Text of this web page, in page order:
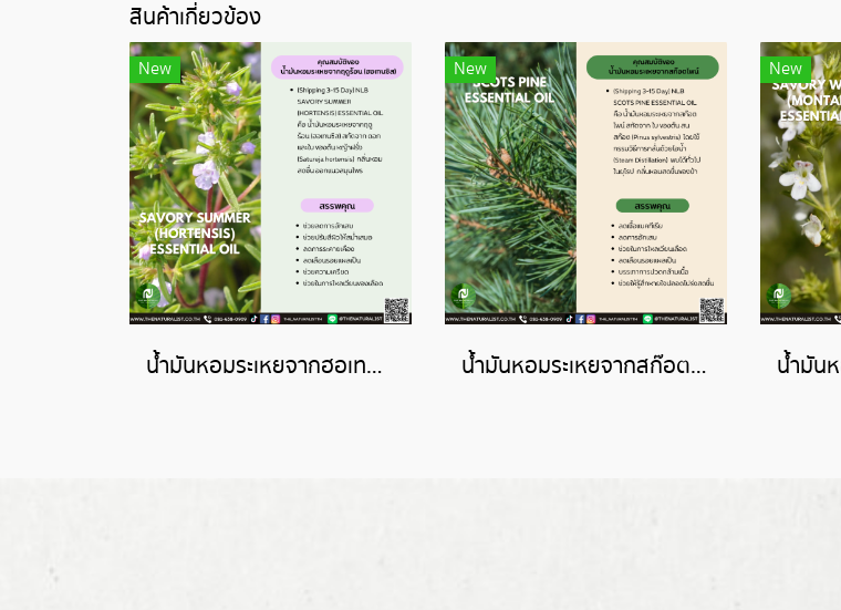
สินค้าเกี่ยวข้อง
New
น้ำมันหอมระเหยจากฮอเทนซิส-HORTENSIS ESSENTIAL OIL
New
น้ำมันหอมระเหยจากสก๊อตไพน์-SCOTS PINE ESSENTIAL OIL
New